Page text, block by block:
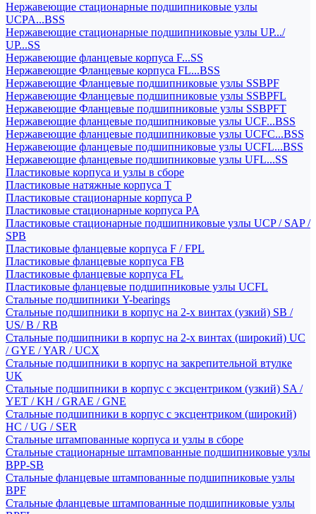
Нержавеющие стационарные подшипниковые узлы
UCPA...BSS
Нержавеющие стационарные подшипниковые узлы UP.../
UP...SS
Нержавеющие фланцевые корпуса F...SS
Нержавеющие Фланцевые корпуса FL...BSS
Нержавеющие Фланцевые подшипниковые узлы SSBPF
Нержавеющие Фланцевые подшипниковые узлы SSBPFL
Нержавеющие Фланцевые подшипниковые узлы SSBPFT
Нержавеющие фланцевые подшипниковые узлы UCF...BSS
Нержавеющие фланцевые подшипниковые узлы UCFC...BSS
Нержавеющие фланцевые подшипниковые узлы UCFL...BSS
Нержавеющие фланцевые подшипниковые узлы UFL...SS
Пластиковые корпуса и узлы в сборе
Пластиковые натяжные корпуса T
Пластиковые стационарные корпуса P
Пластиковые стационарные корпуса PA
Пластиковые стационарные подшипниковые узлы UCP / SAP /
SPB
Пластиковые фланцевые корпуса F / FPL
Пластиковые фланцевые корпуса FB
Пластиковые фланцевые корпуса FL
Пластиковые фланцевые подшипниковые узлы UCFL
Стальные подшипники Y-bearings
Стальные подшипники в корпус на 2-х винтах (узкий) SB /
US/ B / RB
Стальные подшипники в корпус на 2-х винтах (широкий) UC
/ GYE / YAR / UCX
Стальные подшипники в корпус на закрепительной втулке
UK
Стальные подшипники в корпус с эксцентриком (узкий) SA /
YET / KH / GRAE / GNE
Стальные подшипники в корпус с эксцентриком (широкий)
HC / UG / SER
Стальные штампованные корпуса и узлы в сборе
Стальные стационарные штампованные подшипниковые узлы
BPP-SB
Стальные фланцевые штампованные подшипниковые узлы
BPF
Стальные фланцевые штампованные подшипниковые узлы